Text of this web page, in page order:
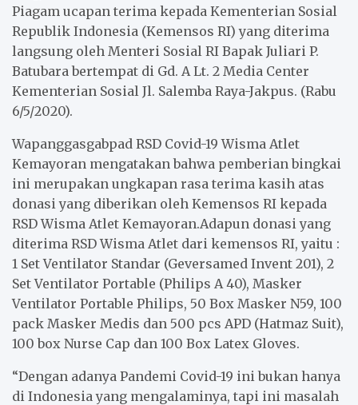
Piagam ucapan terima kepada Kementerian Sosial
Republik Indonesia (Kemensos RI) yang diterima
langsung oleh Menteri Sosial RI Bapak Juliari P.
Batubara bertempat di Gd. A Lt. 2 Media Center
Kementerian Sosial Jl. Salemba Raya-Jakpus. (Rabu
6/5/2020).
Wapanggasgabpad RSD Covid-19 Wisma Atlet
Kemayoran mengatakan bahwa pemberian bingkai
ini merupakan ungkapan rasa terima kasih atas
donasi yang diberikan oleh Kemensos RI kepada
RSD Wisma Atlet Kemayoran.Adapun donasi yang
diterima RSD Wisma Atlet dari kemensos RI, yaitu :
1 Set Ventilator Standar (Geversamed Invent 201), 2
Set Ventilator Portable (Philips A 40), Masker
Ventilator Portable Philips, 50 Box Masker N59, 100
pack Masker Medis dan 500 pcs APD (Hatmaz Suit),
100 box Nurse Cap dan 100 Box Latex Gloves.
“Dengan adanya Pandemi Covid-19 ini bukan hanya
di Indonesia yang mengalaminya, tapi ini masalah